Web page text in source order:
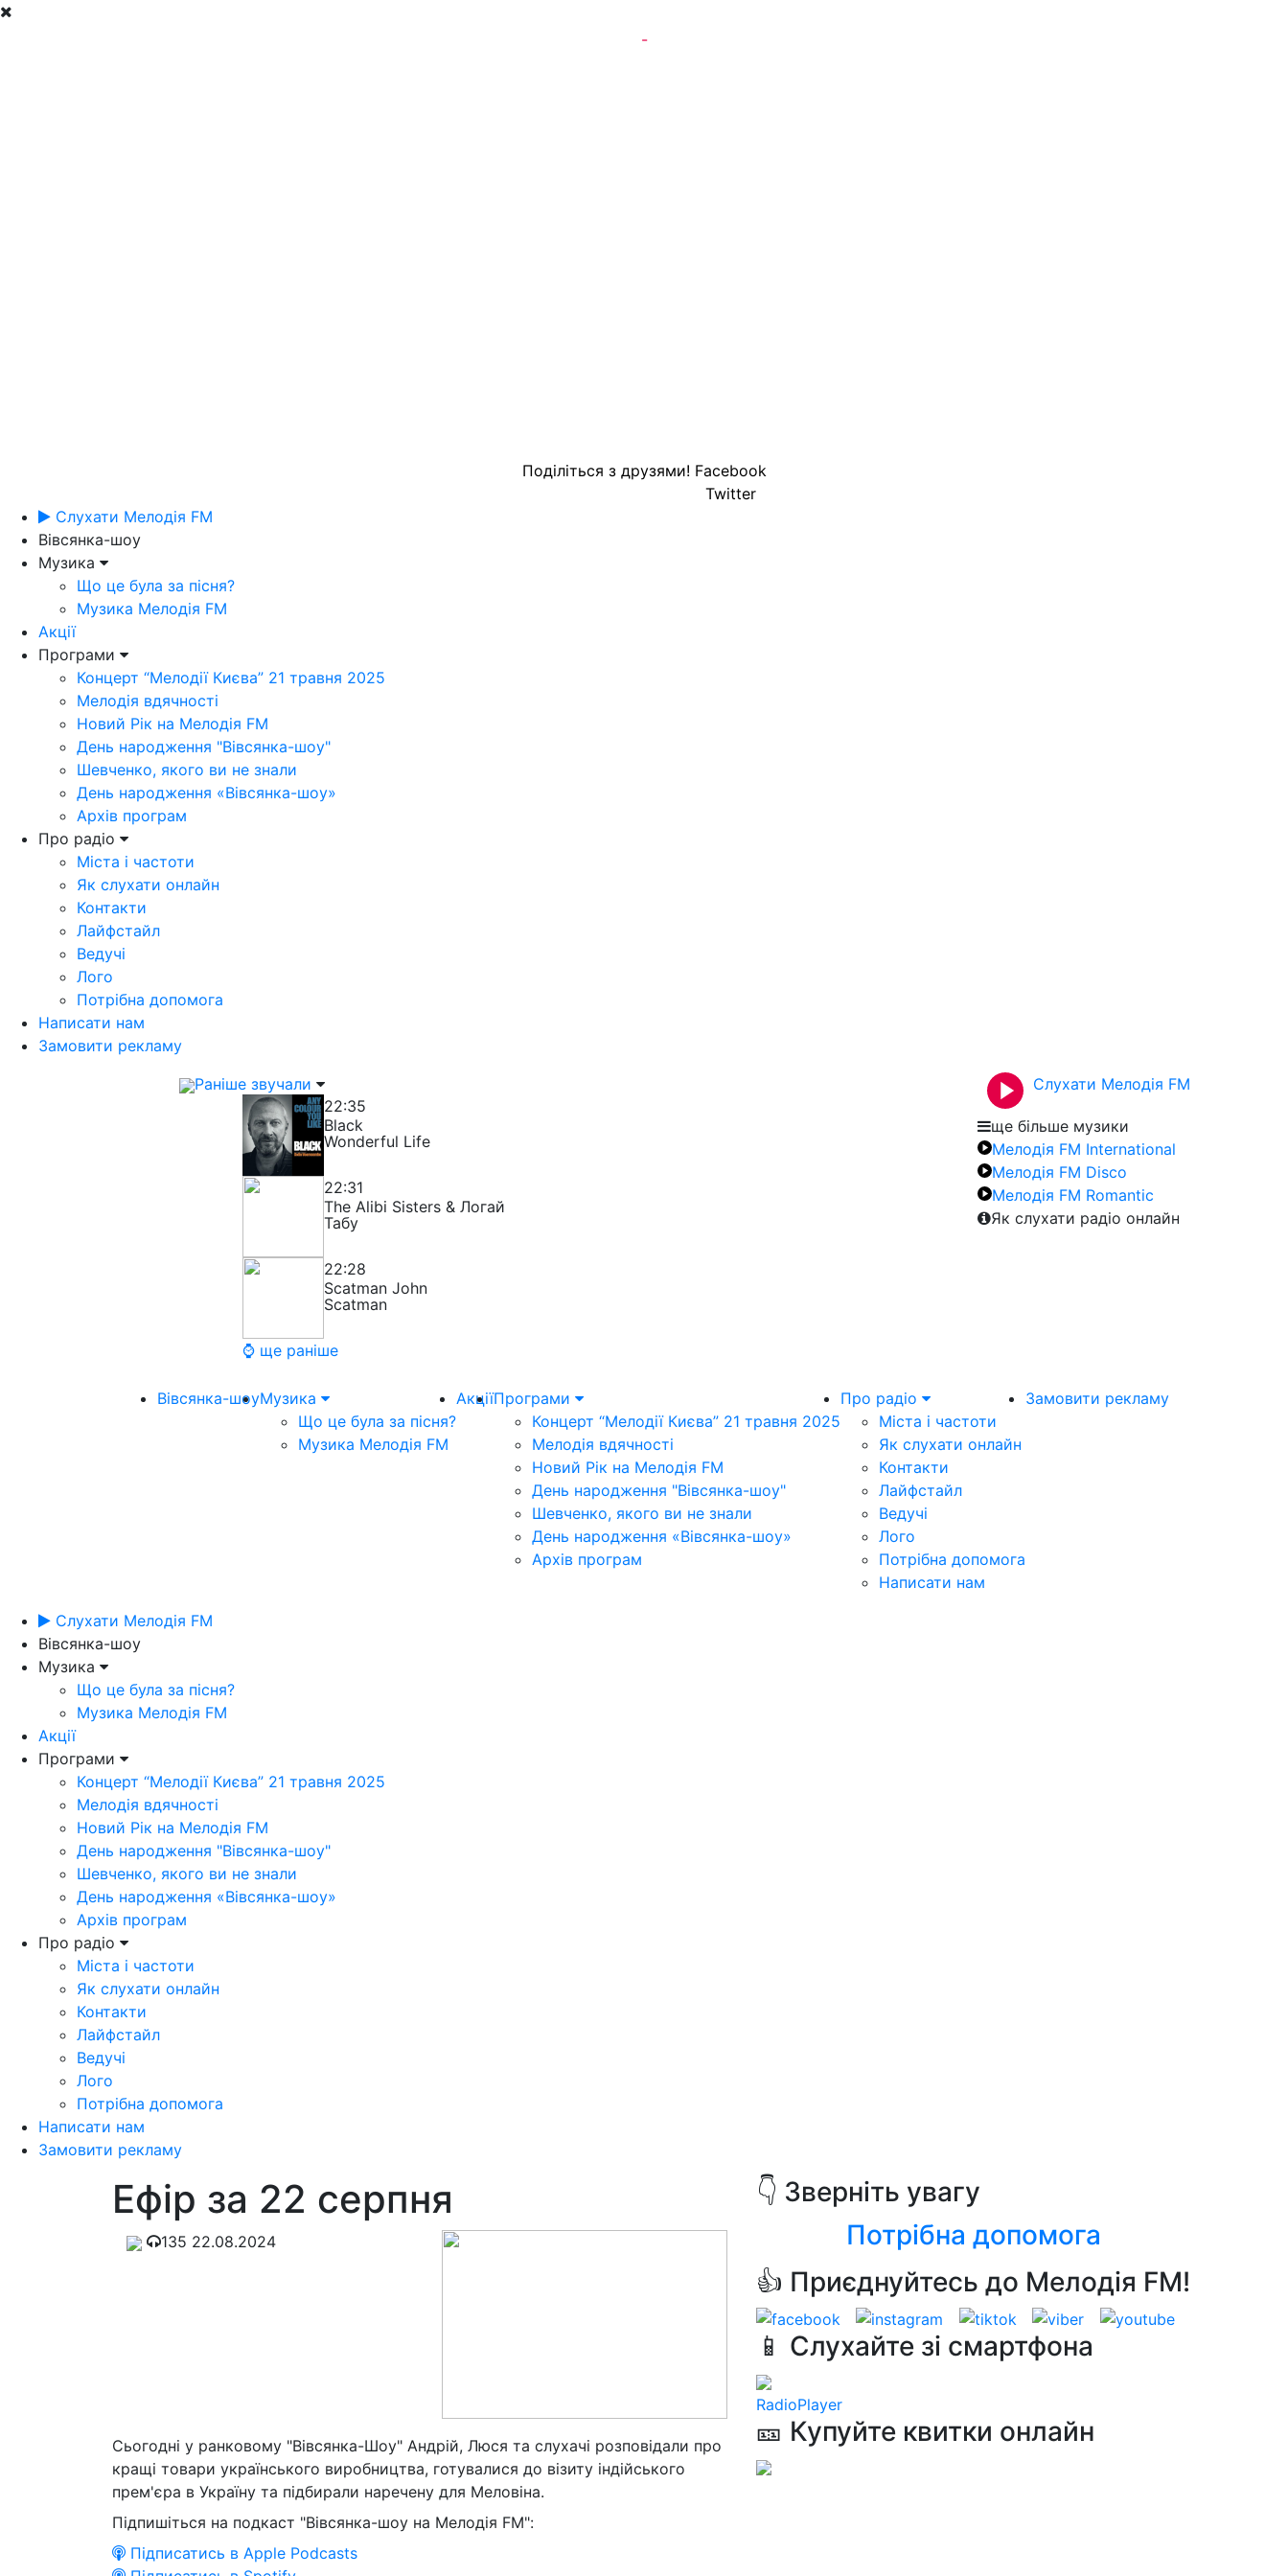
-
Поділіться з друзями! Facebook
Twitter
Слухати Мелодія FM
Вівсянка-шоу
Музика
Що це була за пісня?
Музика Мелодія FM
Акції
Програми
Концерт “Мелодії Києва” 21 травня 2025
Мелодія вдячності
Новий Рік на Мелодія FM
День народження "Вівсянка-шоу"
Шевченко, якого ви не знали
День народження «Вівсянка-шоу»
Архів програм
Про радіо
Міста і частоти
Як слухати онлайн
Контакти
Лайфстайл
Ведучі
Лого
Потрібна допомога
Написати нам
Замовити рекламу
Раніше звучали
22:35
Black
Wonderful Life
22:31
The Alibi Sisters & Логай
Табу
22:28
Scatman John
Scatman
⌚ ще раніше
Слухати Мелодія FM
ще більше музики
Мелодія FM International
Мелодія FM Disco
Мелодія FM Romantic
Як слухати радіо онлайн
Вівсянка-шоуМузика
Що це була за пісня?
Музика Мелодія FM
АкціїПрограми
Концерт “Мелодії Києва” 21 травня 2025
Мелодія вдячності
Новий Рік на Мелодія FM
День народження "Вівсянка-шоу"
Шевченко, якого ви не знали
День народження «Вівсянка-шоу»
Архів програм
Про радіо
Міста і частоти
Як слухати онлайн
Контакти
Лайфстайл
Ведучі
Лого
Потрібна допомога
Написати нам
Замовити рекламу
Слухати Мелодія FM
Вівсянка-шоу
Музика
Що це була за пісня?
Музика Мелодія FM
Акції
Програми
Концерт “Мелодії Києва” 21 травня 2025
Мелодія вдячності
Новий Рік на Мелодія FM
День народження "Вівсянка-шоу"
Шевченко, якого ви не знали
День народження «Вівсянка-шоу»
Архів програм
Про радіо
Міста і частоти
Як слухати онлайн
Контакти
Лайфстайл
Ведучі
Лого
Потрібна допомога
Написати нам
Замовити рекламу
Ефір за 22 серпня
135 22.08.2024
Сьогодні у ранковому "Вівсянка-Шоу" Андрій, Люся та слухачі розповідали про
кращі товари українського виробництва, готувалися до візиту індійського
прем'єра в Україну та підбирали наречену для Меловіна.
Підпишіться на подкаст "Вівсянка-шоу на Мелодія FM":
Підписатись в Apple Podcasts
👇 Зверніть увагу
Потрібна допомога
👍 Приєднуйтесь до Мелодія FM!
📱 Слухайте зі смартфона
RadioPlayer
🎫 Купуйте квитки онлайн